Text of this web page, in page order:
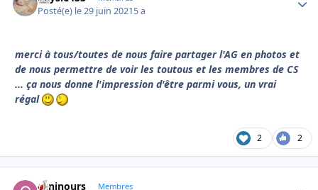
Posté(e) le 29 juin 20215 a
merci à tous/toutes de nous faire partager l'AG en photos et
de nous permettre de voir les toutous et les membres de CS
... ça nous donne l'impression d'être parmi vous, un vrai
régal
2 2
caninours Membres